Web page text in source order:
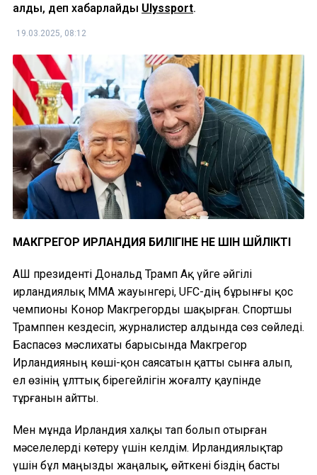
алды, деп хабарлайды Ulyssport.
19.03.2025, 08:12
МАКГРЕГОР ИРЛАНДИЯ БИЛІГІНЕ НЕ ҮШІН ШҮЙЛІКТІ
АҚШ президенті Дональд Трамп Ақ үйге әйгілі
ирландиялық ММА жауынгері, UFC-дің бұрынғы қос
чемпионы Конор Макгрегорды шақырған. Спортшы
Трамппен кездесіп, журналистер алдында сөз сөйледі.
Баспасөз мәслихаты барысында Макгрегор
Ирландияның көші-қон саясатын қатты сынға алып,
ел өзінің ұлттық бірегейлігін жоғалту қаупінде
тұрғанын айтты.
Мен мұнда Ирландия халқы тап болып отырған
мәселелерді көтеру үшін келдім. Ирландиялықтар
үшін бұл маңызды жаңалық, өйткені біздің басты